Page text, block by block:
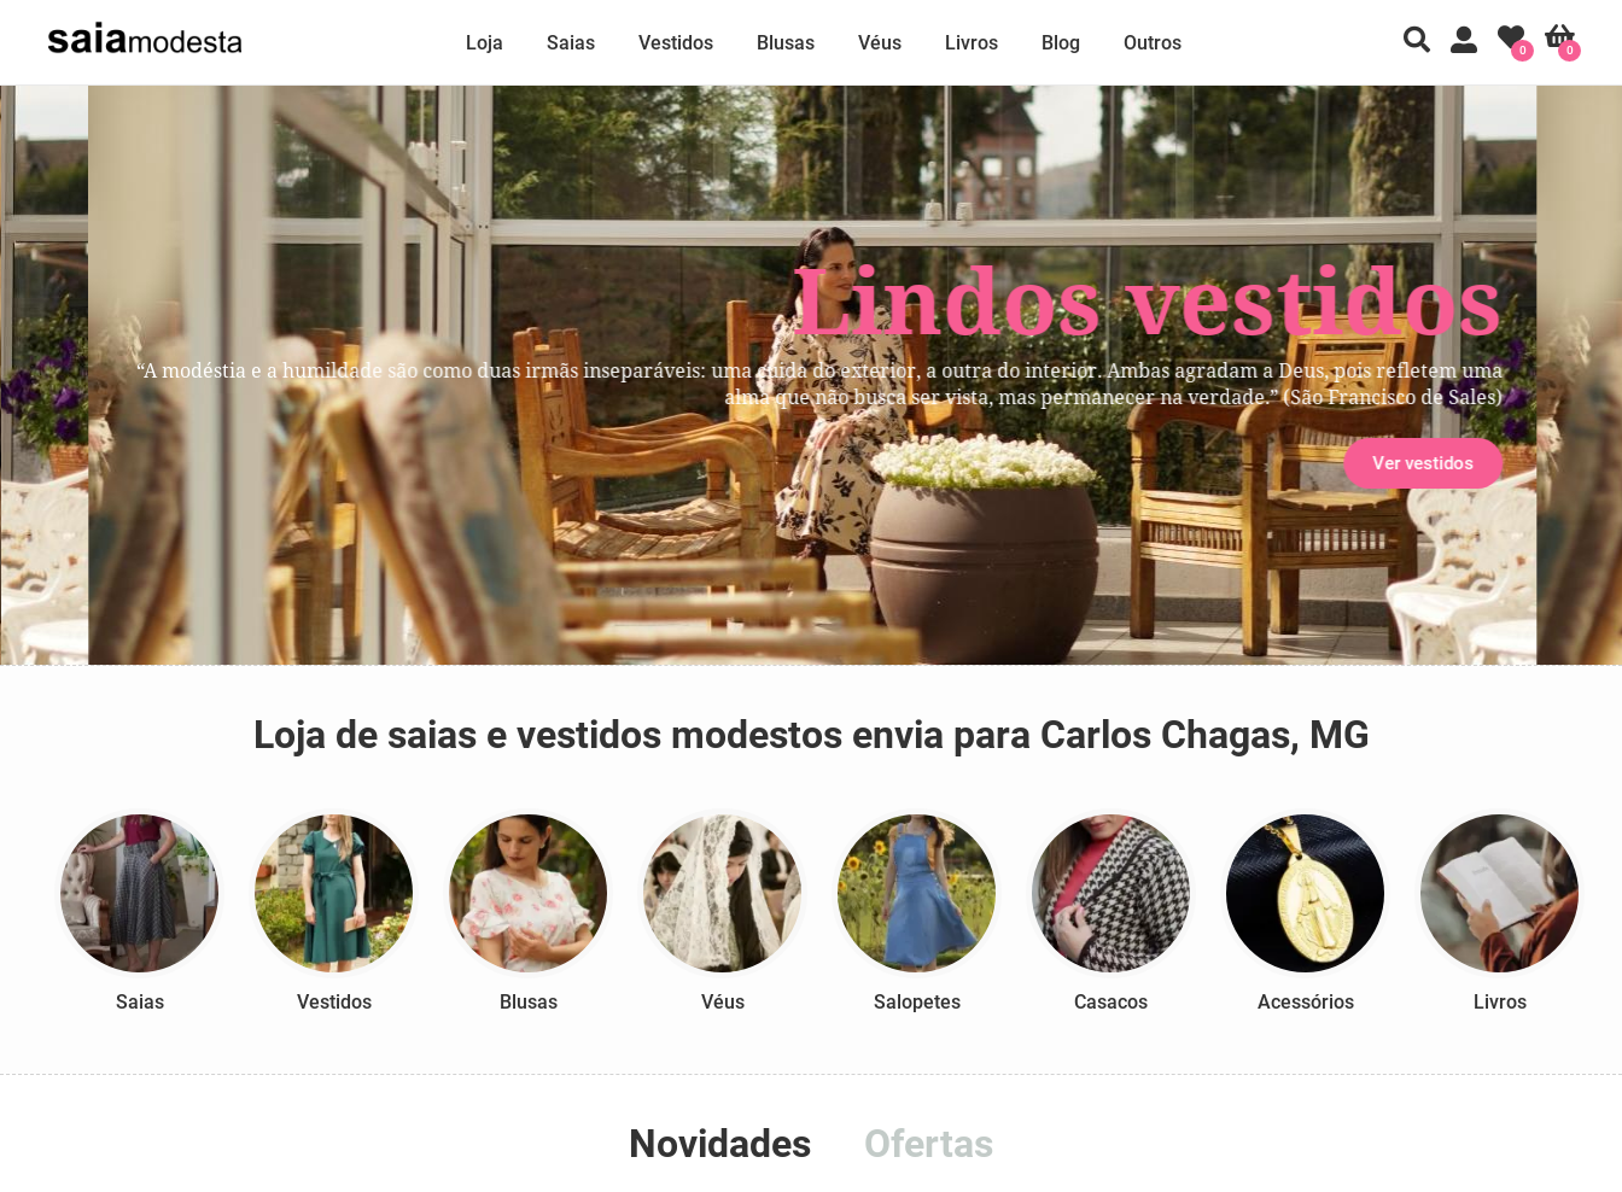
Lindos vestidos
“A modéstia e a humildade são como duas irmãs inseparáveis: uma cuida do exterior, a outra do interior. Ambas agradam a Deus, pois refletem uma
alma que não busca ser vista, mas permanecer na verdade.” (São Francisco de Sales)
Ver vestidos
Loja Saias Vestidos Blusas Véus Livros Blog Outros 0
0
Loja de saias e vestidos modestos envia para Carlos Chagas, MG
Saias Vestidos Blusas Véus Salopetes Casacos Acessórios Livros
Novidades Ofertas